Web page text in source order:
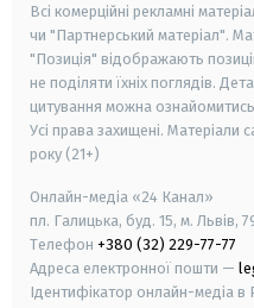
Всі комерційні рекламні
чи "Партнерський матеріал".
"Позиція" відображають
не поділяти їхніх поглядів.
цитування можна
Усі права захищені. Матеріали
року (21+)
Онлайн-медіа «24 Канал»
пл. Галицька, буд. 15, м. Львів,
Телефон +380 (32) 229-77-77
Адреса електронної пошти —
Ідентифікатор онлайн-медіа в